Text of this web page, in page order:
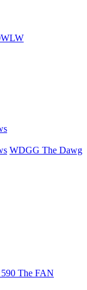
WDGG The Dawg
The FAN